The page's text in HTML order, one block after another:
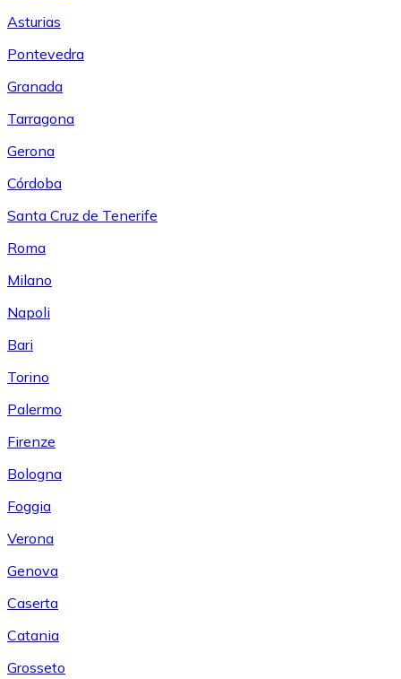
Asturias
Pontevedra
Granada
Tarragona
Gerona
Córdoba
Santa Cruz de Tenerife
Roma
Milano
Napoli
Bari
Torino
Palermo
Firenze
Bologna
Foggia
Verona
Genova
Caserta
Catania
Grosseto